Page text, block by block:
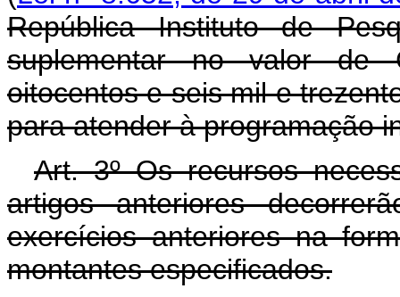
República Instituto de
suplementar no valor de
oitocentos e seis mil e
para atender à programação
Art. 3º Os recursos
artigos anteriores
exercícios anteriores na
montantes especificados.